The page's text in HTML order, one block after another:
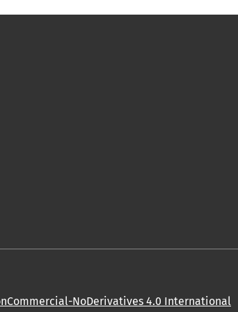
NoDerivatives 4.0 International